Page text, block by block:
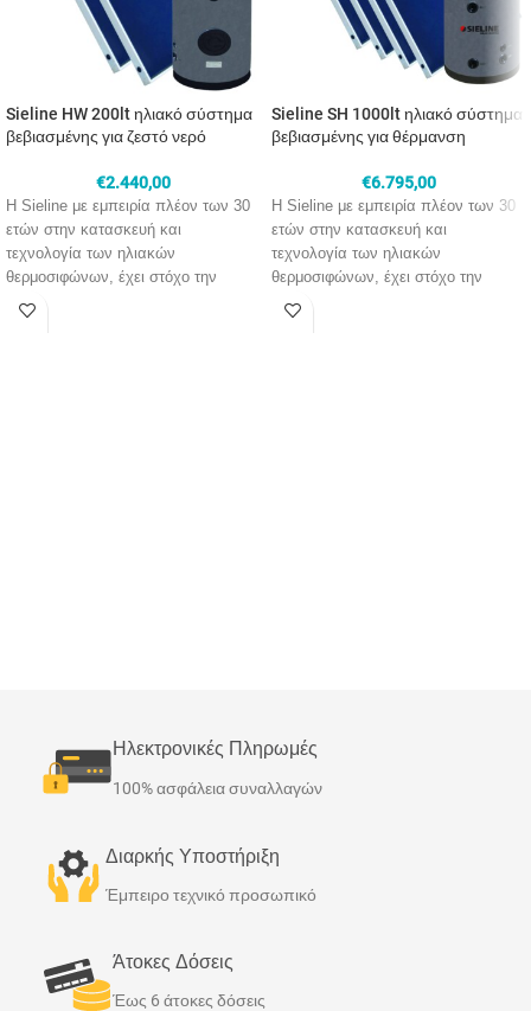
Sieline HW 200lt ηλιακό σύστημα
βεβιασμένης για ζεστό νερό
€2.440,00
H Sieline με εμπειρία πλέον των 30
ετών στην κατασκευή και
τεχνολογία των ηλιακών
θερμοσιφώνων, έχει στόχο την
μέγιστη αξιοποίηση της δωρεάν και
Sieline SH 1000lt ηλιακό σύστημα
βεβιασμένης για θέρμανση
€6.795,00
H Sieline με εμπειρία πλέον των 30
ετών στην κατασκευή και
τεχνολογία των ηλιακών
θερμοσιφώνων, έχει στόχο την
μέγιστη αξιοποίηση της δωρεάν και
Ηλεκτρονικές Πληρωμές
100% ασφάλεια συναλλαγών
Διαρκής Υποστήριξη
Έμπειρο τεχνικό προσωπικό
Άτοκες Δόσεις
Έως 6 άτοκες δόσεις